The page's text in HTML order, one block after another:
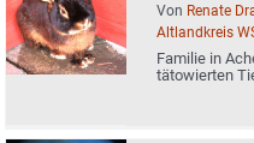
Von Renate
Altlandkreis
Familie in
tätowierten